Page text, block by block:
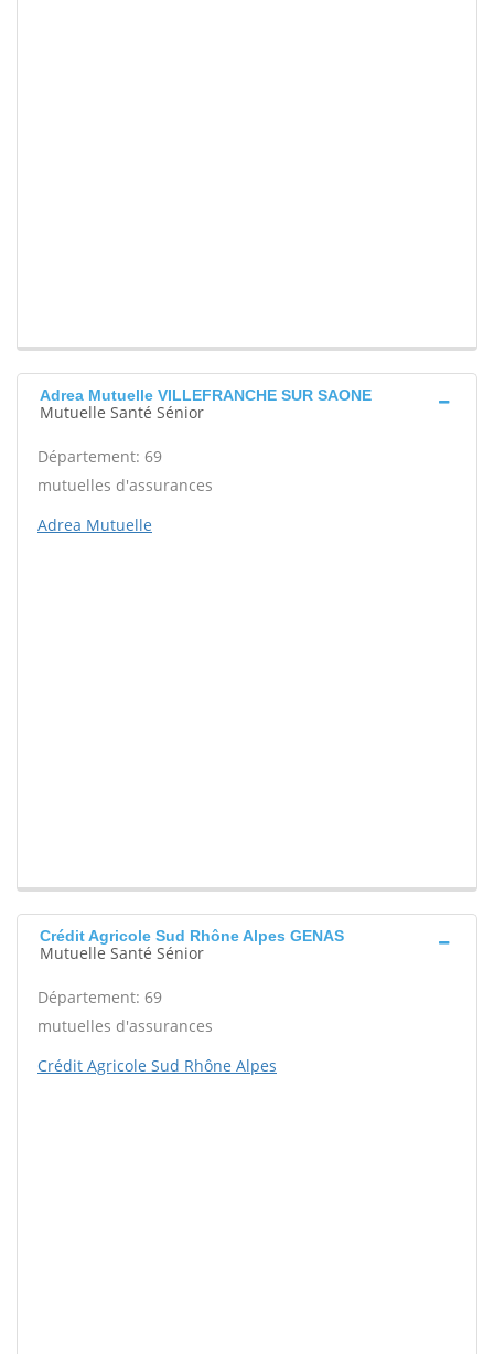
Adrea Mutuelle VILLEFRANCHE SUR SAONE
Mutuelle Santé Sénior
Département: 69
mutuelles d'assurances
Adrea Mutuelle
Crédit Agricole Sud Rhône Alpes GENAS
Mutuelle Santé Sénior
Département: 69
mutuelles d'assurances
Crédit Agricole Sud Rhône Alpes